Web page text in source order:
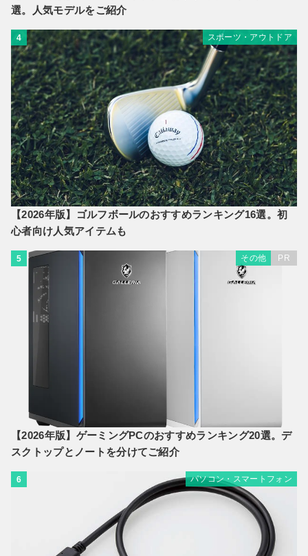
選。人気モデルをご紹介
4 スポーツ・アウトドア
【2026年版】ゴルフボールのおすすめランキング16選。初
心者向け人気アイテムも
5 その他 PR
【2026年版】ゲーミングPCのおすすめランキング20選。デ
スクトップとノートを分けてご紹介
6 パソコン・スマートフォン